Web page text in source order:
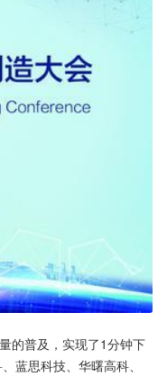
的普及，实现了1分钟下
蓝思科技、华曙高科、